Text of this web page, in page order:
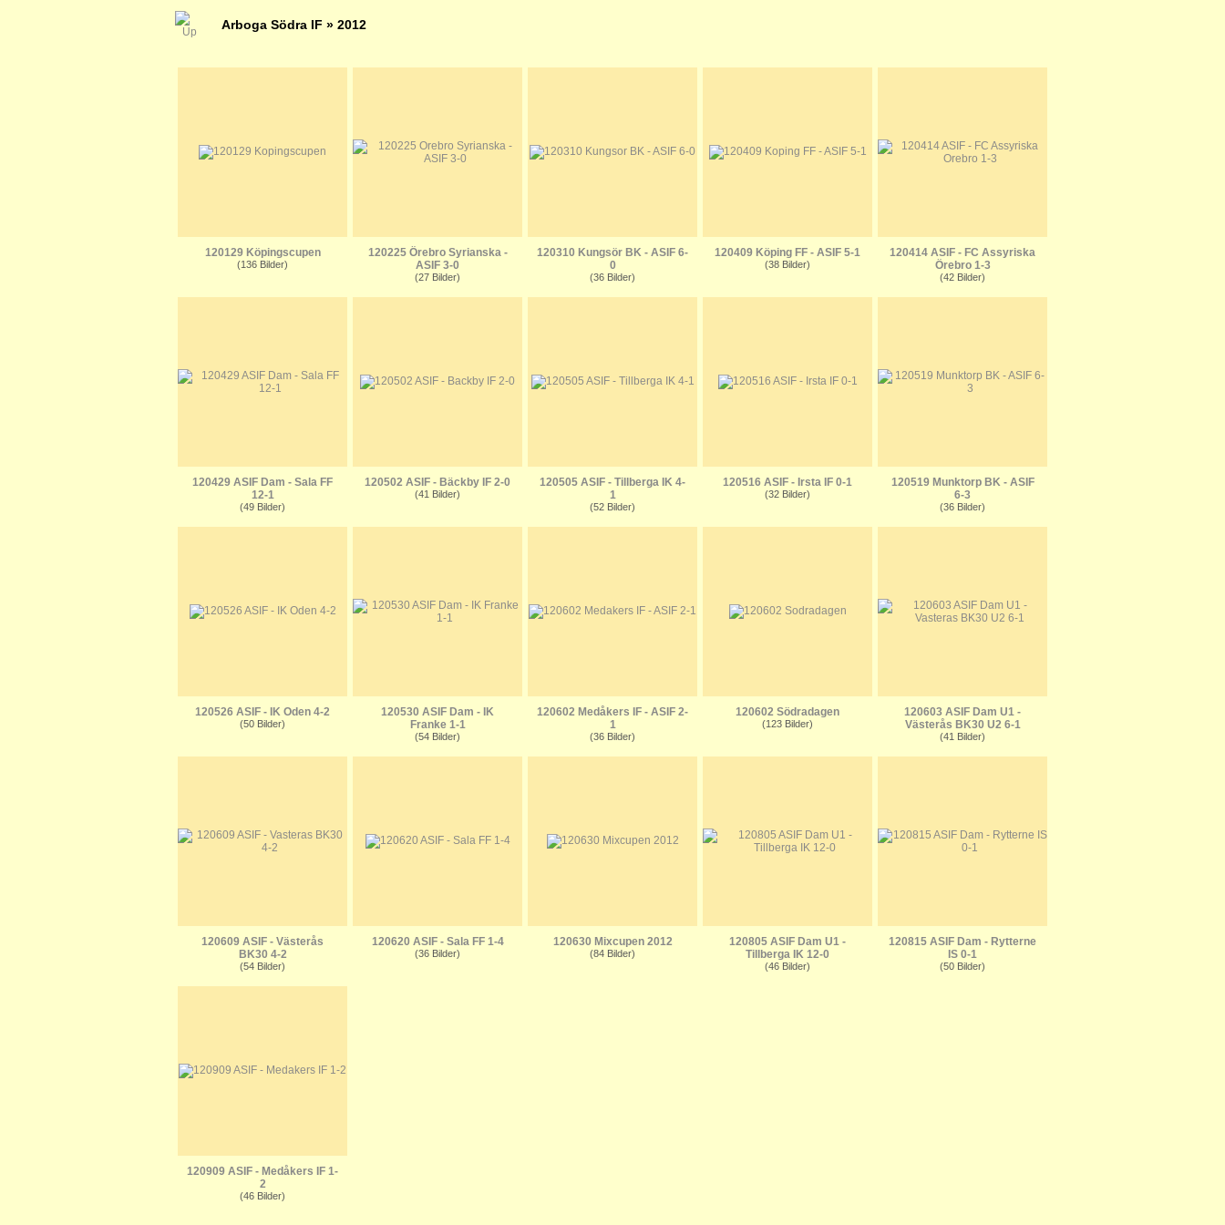
Arboga Södra IF » 2012
120129 Köpingscupen
(136 Bilder)
120225 Örebro Syrianska -
ASIF 3-0
(27 Bilder)
120310 Kungsör BK - ASIF 6-
0
(36 Bilder)
120409 Köping FF - ASIF 5-1
(38 Bilder)
120414 ASIF - FC Assyriska
Örebro 1-3
(42 Bilder)
120429 ASIF Dam - Sala FF
12-1
(49 Bilder)
120502 ASIF - Bäckby IF 2-0
(41 Bilder)
120505 ASIF - Tillberga IK 4-
1
(52 Bilder)
120516 ASIF - Irsta IF 0-1
(32 Bilder)
120519 Munktorp BK - ASIF
6-3
(36 Bilder)
120526 ASIF - IK Oden 4-2
(50 Bilder)
120530 ASIF Dam - IK
Franke 1-1
(54 Bilder)
120602 Medåkers IF - ASIF 2-
1
(36 Bilder)
120602 Södradagen
(123 Bilder)
120603 ASIF Dam U1 -
Västerås BK30 U2 6-1
(41 Bilder)
120609 ASIF - Västerås
BK30 4-2
(54 Bilder)
120620 ASIF - Sala FF 1-4
(36 Bilder)
120630 Mixcupen 2012
(84 Bilder)
120805 ASIF Dam U1 -
Tillberga IK 12-0
(46 Bilder)
120815 ASIF Dam - Rytterne
IS 0-1
(50 Bilder)
120909 ASIF - Medåkers IF 1-
2
(46 Bilder)